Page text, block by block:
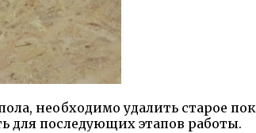
необходимо удалить старое
для последующих этапов работы.